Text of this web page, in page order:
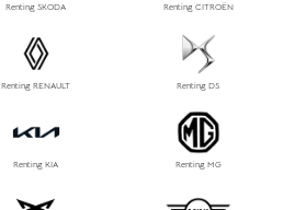
Renting SKODA Renting CITROËN
Renting RENAULT Renting DS
Renting KIA Renting MG